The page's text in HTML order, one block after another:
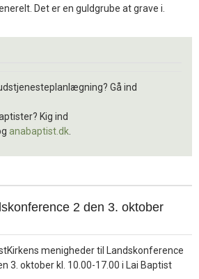
Det er en guldgrube at grave i.
Gå ind
Kig ind
anabaptist.dk
2 den 3. oktober
menigheder til Landskonference
3. oktober kl. 10.00-17.00 i Lai Baptist